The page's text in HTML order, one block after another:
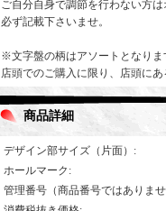
ご自分自身で調節を行わない方
必ず記載下さいませ。
※文字盤の柄はアソートとなり
店頭でのご購入に限り、店頭に
商品詳細
デザイン部サイズ（片面） :
ホールマーク :
管理番号（商品番号ではありま